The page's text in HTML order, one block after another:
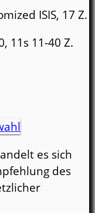
ISIS, 17 Z.
11s 11-40 Z.
es sich
des